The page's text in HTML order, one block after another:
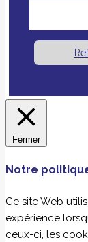
Fermer
Notre
Ce site Web
expérience
ceux-ci, les